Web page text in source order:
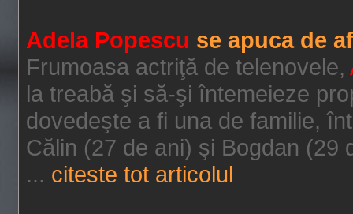
Adela Popescu se apuca de
Frumoasa actriţă de telenovele,
la treabă şi să-şi întemeieze
dovedeşte a fi una de familie,
Călin (27 de ani) şi Bogdan (29
... citeste tot articolul